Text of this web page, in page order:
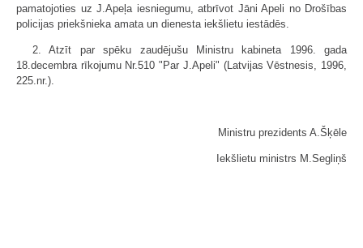
pamatojoties uz J.Apeļa iesniegumu, atbrīvot Jāni Apeli no Drošības
policijas priekšnieka amata un dienesta iekšlietu iestādēs.
2. Atzīt par spēku zaudējušu Ministru kabineta 1996. gada
18.decembra rīkojumu Nr.510 "Par J.Apeli" (Latvijas Vēstnesis, 1996,
225.nr.).
Ministru prezidents A.Šķēle
Iekšlietu ministrs M.Segliņš